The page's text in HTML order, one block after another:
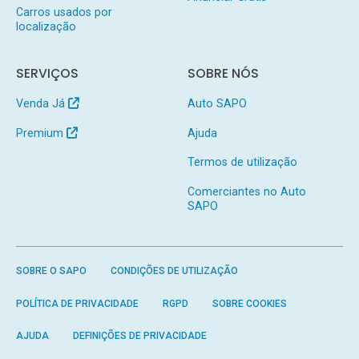
Carros usados por
localização
SERVIÇOS
Venda Já
Premium
SOBRE NÓS
Auto SAPO
Ajuda
Termos de utilização
Comerciantes no Auto
SAPO
SOBRE O SAPO CONDIÇÕES DE UTILIZAÇÃO
POLÍTICA DE PRIVACIDADE RGPD SOBRE COOKIES
AJUDA DEFINIÇÕES DE PRIVACIDADE